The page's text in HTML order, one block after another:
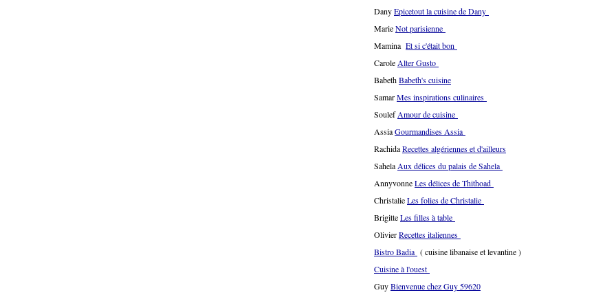
DanyEpicetout la cuisine de Dany
MarieNot parisienne
Mamina Et si c'était bon
Carole Alter Gusto
BabethBabeth's cuisine
SamarMes inspirations culinaires
SoulefAmour de cuisine
AssiaGourmandises Assia
RachidaRecettes algériennes et d'ailleurs
Sahela Aux délices du palais de Sahela
AnnyvonneLes délices de Thithoad
ChristalieLes folies de Christalie
BrigitteLes filles à table
OlivierRecettes italiennes
Bistro Badia ( cuisine libanaise et levantine )
Cuisine à l'ouest
GuyBienvenue chez Guy 59620